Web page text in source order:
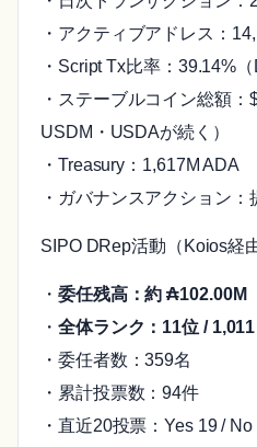
・アクティブアドレス：
・Script Tx比率：39.14%
・ステーブルコイン総額：
USDM・USDAが続く）
・Treasury：1,617M ADA
・ガバナンスアクション
SIPO DRep活動（Koios経
・ 委任残高：約 ₳102.00M
・ 全体ランク：11位 /
・委任者数：359名
・累計投票数：94件
・直近20投票：Yes 19 /